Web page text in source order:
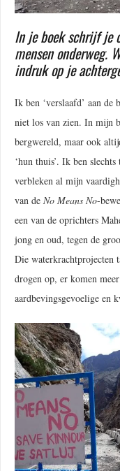
In je boek schrijf je
mensen onderweg.
indruk op je
Ik ben ‘verslaafd’ aan
niet los van zien. In mijn
bergwereld, maar ook
‘hun thuis’. Ik ben
verbleken al mijn
van de No Means No-
een van de oprichters
jong en oud, tegen de
Die waterkrachtprojecten
drogen op, er komen
aardbevingsgevoelige en